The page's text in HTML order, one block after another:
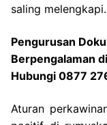
saling melengkapi.
Pengurusan
Berpengalaman
Hubungi 0877
Aturan